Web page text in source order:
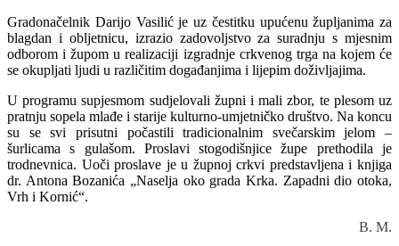
Gradonačelnik Darijo Vasilić je uz čestitku upućenu župljanima za
blagdan i obljetnicu, izrazio zadovoljstvo za suradnju s mjesnim
odborom i župom u realizaciji izgradnje crkvenog trga na kojem će
se okupljati ljudi u različitim događanjima i lijepim doživljajima.
U programu supjesmom sudjelovali župni i mali zbor, te plesom uz
pratnju sopela mlađe i starije kulturno-umjetničko društvo. Na koncu
su se svi prisutni počastili tradicionalnim svečarskim jelom –
šurlicama s gulašom. Proslavi stogodišnjice župe prethodila je
trodnevnica. Uoči proslave je u župnoj crkvi predstavljena i knjiga
dr. Antona Bozanića „Naselja oko grada Krka. Zapadni dio otoka,
Vrh i Kornić“.
B. M.